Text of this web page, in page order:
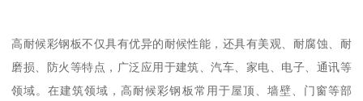
高耐候彩钢板不仅具有优异的耐候性能，还具有美观、耐腐蚀、耐
磨损、防火等特点，广泛应用于建筑、汽车、家电、电子、通讯等
领域。在建筑领域，高耐候彩钢板常用于屋顶、墙壁、门窗等部